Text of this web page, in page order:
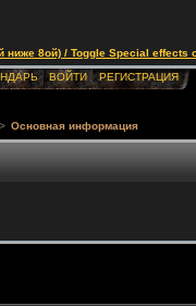
8ой) / Toggle Special
ВОЙТИ РЕГИСТРАЦИЯ
> Основная информация